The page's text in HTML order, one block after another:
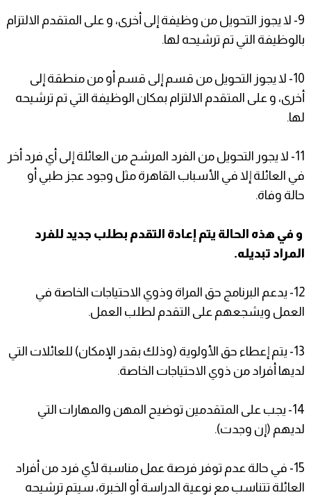
9- لا يجوز التحويل من وظيفة إلى أخرى، و على المتقدم الالتزام
بالوظيفة التي تم ترشيحه لها.
10- لا يجوز التحويل من قسم إلى قسم أو من منطقة إلى
أخرى، و على المتقدم الالتزام بمكان الوظيفة التي تم ترشيحه
لها.
11- لا يجور التحويل من الفرد المرشح من العائلة إلى أي فرد أخر
في العائلة إلا في الأسباب القاهرة مثل وجود عجز طبي أو
حالة وفاة.
و في هذه الحالة يتم إعادة التقدم بطلب جديد للفرد
المراد تبديله.
12- يدعم البرنامج حق المراة وذوي الاحتياجات الخاصة في
العمل ويشجعهم على التقدم لطلب العمل.
13- يتم إعطاء حق الأولوية (وذلك بقدر الإمكان) للعائلات التي
لديها أفراد من ذوي الاحتياجات الخاصة.
14- يجب على المتقدمين توضيح المهن والمهارات التي
لديهم (إن وجدت).
15- في حالة عدم توفر فرصة عمل مناسبة لأي فرد من أفراد
العائلة تتناسب مع نوعية الدراسة أو الخبرة، سيتم ترشيحه